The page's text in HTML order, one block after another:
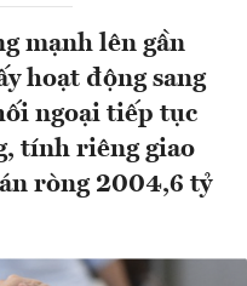
mạnh lên gần
hoạt động sang
ngoại tiếp tục
tính riêng giao
ròng 2004,6 tỷ